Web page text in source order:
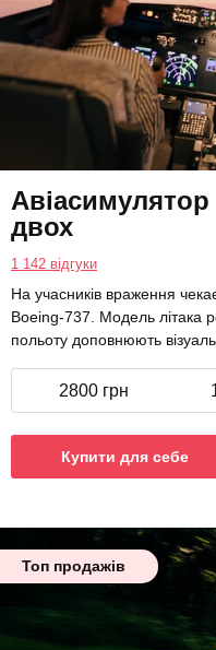
двох
1 142 відгуки
На учасників враження
Boeing-737. Модель літака
польоту доповнюють
2800 грн
Купити для себе
Топ продажів